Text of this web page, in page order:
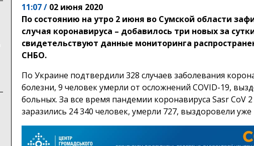
11:07 / 02 июня 2020
По состоянию на утро 2 июня во Сумской области
случая коронавируса – добавилось три новых за
свидетельствуют данные мониторинга
СНБО.
По Украине подтвердили 328 случаев заболевания
болезни, 9 человек умерли от осложнений COVID-19,
больных. За все время пандемии коронавируса Sasr CoV
заразились 24 340 человек, умерли 727, выздоровели уже